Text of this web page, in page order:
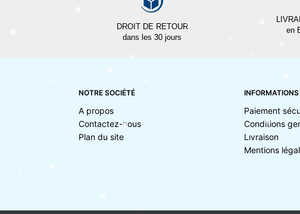
DROIT DE RETOUR
dans les 30 jours
en
NOTRE SOCIÉTÉ
A propos
Contactez-nous
Plan du site
INFORMATIONS
Paiement
Conditions
Livraison
Mentions